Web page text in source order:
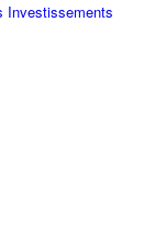
Investissements